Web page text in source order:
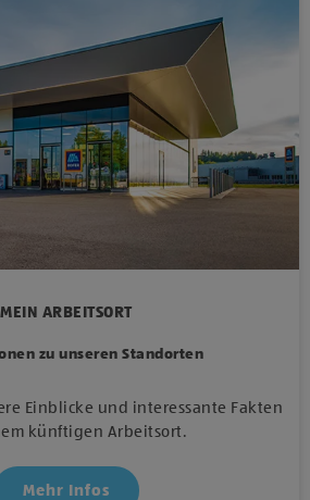
MEIN ARBEITSORT
zu unseren Standorten
Einblicke und interessante Fakten
künftigen Arbeitsort.
Mehr Infos